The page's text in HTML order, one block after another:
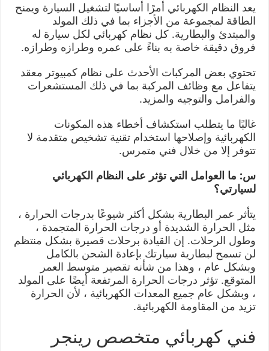
يعد النظام الكهربائي أمرًا أساسيًا لتشغيل السيارة ويمنح
الطاقة لمجموعة من الأجزاء بما في ذلك المولد
والمبتدئ والبطارية. كل نظام كهربائي لكل سيارة له
فروق دقيقة خاصة به بناءً على عمره وطرازه وطرازه.
تحتوي بعض المركبات الأحدث على نظام كمبيوتر معقد
يتفاعل مع وظائف المركبة بما في ذلك المستشعرات
والفرامل والتوجيه والمزيد.
غالبًا ما يتطلب استكشاف أخطاء هذه المكونات
الكهربائية وإصلاحها استخدام تقنية تشخيص متقدمة لا
تتوفر إلا من خلال فني متمرس.
س: ما العوامل التي تؤثر على النظام الكهربائي
لسيارتي؟
يتأثر عمر البطارية بشكل أكثر شيوعًا بدرجات الحرارة ،
مثل الحرارة الشديدة أو درجات الحرارة المتجمدة ،
وطول الرحلات. إن القيادة برحلات قصيرة بشكل منتظم
لن تسمح لبطارية سيارتك بإعادة الشحن بالكامل
وبشكل عام ، وهذا من شأنه تقصير متوسط ​​العمر
المتوقع. تؤثر درجات الحرارة المرتفعة أيضًا على المولد
، وبشكل عام جميع المعدات الكهربائية ، لأن الحرارة
تزيد من المقاومة الكهربائية.
فني كهربائي متخصص رينجر